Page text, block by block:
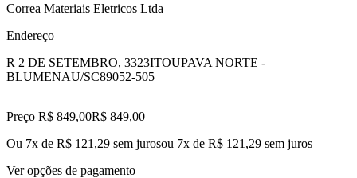
Correa Materiais Eletricos Ltda
Endereço
R 2 DE SETEMBRO, 3323ITOUPAVA NORTE -
BLUMENAU/SC89052-505
Preço R$ 849,00R$ 849,00
Ou 7x de R$ 121,29 sem jurosou 7x de R$ 121,29 sem juros
Ver opções de pagamento